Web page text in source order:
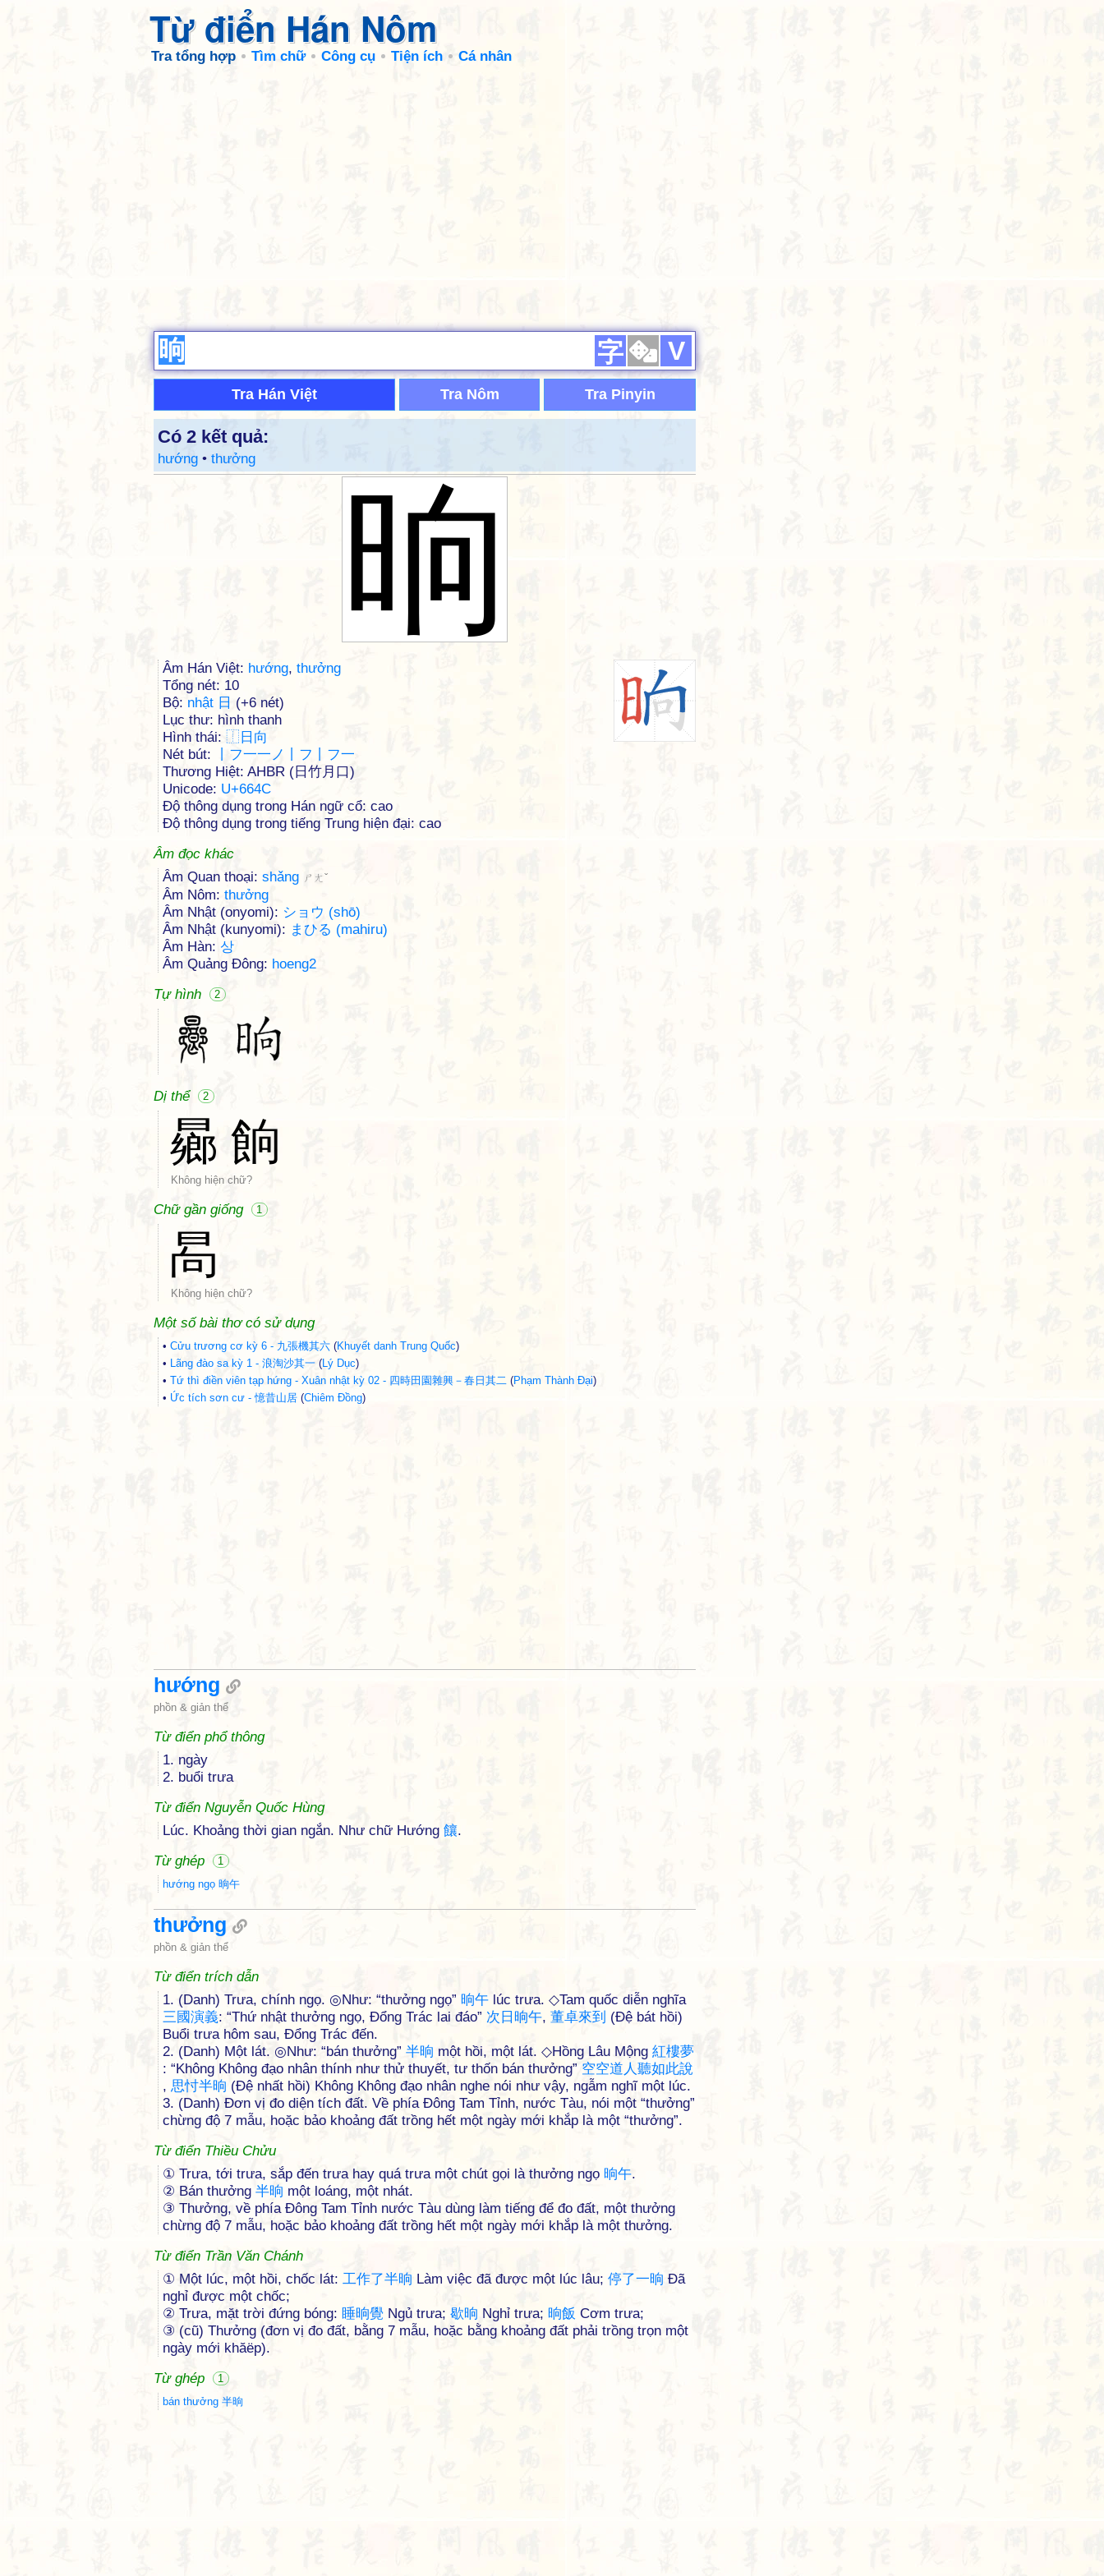
Từ điển Hán Nôm
Tra tổng hợp Tìm chữ Công cụ Tiện ích Cá nhân
字 V
Tra Hán Việt Tra Nôm Tra Pinyin
Có 2 kết quả:
hướng • thưởng
晌
Âm Hán Việt: hướng, thưởng
Tổng nét: 10
Bộ: nhật 日 (+6 nét)
Lục thư: hình thanh
Hình thái: ⿰ 日 向
Nét bút:
丨フ一一ノ丨フ丨フ一
Thương Hiệt: AHBR (日竹月口)
Unicode: U+664C
Độ thông dụng trong Hán ngữ cổ: cao
Độ thông dụng trong tiếng Trung hiện đại: cao
Âm đọc khác
Âm Quan thoại: shǎng ㄕㄤˇ
Âm Nôm: thưởng
Âm Nhật (onyomi): ショウ (shō)
Âm Nhật (kunyomi): まひる (mahiru)
Âm Hàn: 상
Âm Quảng Đông: hoeng2
Tự hình
2
Dị thể 2
曏 餉
Không hiện chữ?
Chữ gần giống 1
晑
Không hiện chữ?
Một số bài thơ có sử dụng
• Cửu trương cơ kỳ 6 - 九張機其六 (Khuyết danh Trung Quốc)
• Lãng đào sa kỳ 1 - 浪淘沙其一 (Lý Dục)
• Tứ thì điền viên tạp hứng - Xuân nhật kỳ 02 - 四時田園雜興－春日其二 (Phạm Thành Đại)
• Ức tích sơn cư - 憶昔山居 (Chiêm Đồng)
hướng
phồn & giản thể
Từ điển phổ thông
1. ngày
2. buổi trưa
Từ điển Nguyễn Quốc Hùng
Lúc. Khoảng thời gian ngắn. Như chữ Hướng 饟.
Từ ghép
1
hướng ngọ 晌午
thưởng
phồn & giản thể
Từ điển trích dẫn
1. (Danh) Trưa, chính ngọ. ◎Như: “thưởng ngọ” 晌午 lúc trưa. ◇Tam quốc diễn nghĩa
三國演義: “Thứ nhật thưởng ngọ, Đổng Trác lai đáo” 次 日 晌午, 董卓來到 (Đệ bát hồi)
Buổi trưa hôm sau, Đổng Trác đến.
2. (Danh) Một lát. ◎Như: “bán thưởng” 半晌 một hồi, một lát. ◇Hồng Lâu Mộng 紅樓夢
: “Không Không đạo nhân thính như thử thuyết, tư thốn bán thưởng” 空空道人聽如此說
, 思忖半晌 (Đệ nhất hồi) Không Không đạo nhân nghe nói như vậy, ngẫm nghĩ một lúc.
3. (Danh) Đơn vị đo diện tích đất. Về phía Đông Tam Tỉnh, nước Tàu, nói một “thưởng”
chừng độ 7 mẫu, hoặc bảo khoảng đất trồng hết một ngày mới khắp là một “thưởng”.
Từ điển Thiều Chửu
① Trưa, tới trưa, sắp đến trưa hay quá trưa một chút gọi là thưởng ngọ 晌午.
② Bán thưởng 半晌 một loáng, một nhát.
③ Thưởng, về phía Ðông Tam Tỉnh nước Tàu dùng làm tiếng để đo đất, một thưởng
chừng độ 7 mẫu, hoặc bảo khoảng đất trồng hết một ngày mới khắp là một thưởng.
Từ điển Trần Văn Chánh
① Một lúc, một hồi, chốc lát: 工作了半晌 Làm việc đã được một lúc lâu; 停了一晌 Đã
nghỉ được một chốc;
② Trưa, mặt trời đứng bóng: 睡晌覺 Ngủ trưa; 歇晌 Nghỉ trưa; 晌飯 Cơm trưa;
③ (cũ) Thưởng (đơn vị đo đất, bằng 7 mẫu, hoặc bằng khoảng đất phải trồng trọn một
ngày mới khăëp).
Từ ghép
1
bán thưởng 半晌